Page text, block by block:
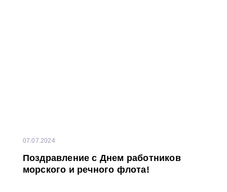
07.07.2024
Поздравление с Днем работников
морского и речного флота!